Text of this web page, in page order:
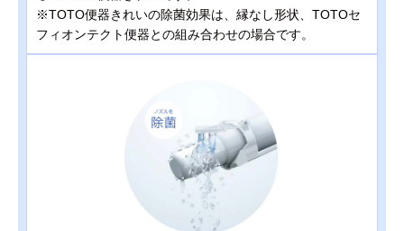
※TOTO便器きれいの除菌効果は、縁なし形状、TOTOセ
フィオンテクト便器との組み合わせの場合です。